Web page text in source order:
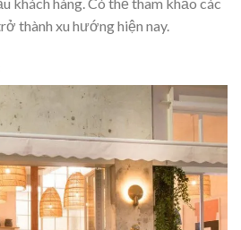
khách hàng. Có thể tham khảo các
thành xu hướng hiện nay.